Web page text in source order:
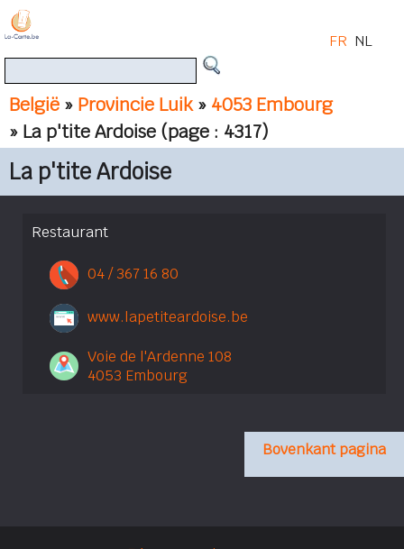
België » Provincie Luik» 4053 Embourg
» La p'tite Ardoise (page : 4317)
FR NL
La p'tite Ardoise
Restaurant
04 / 367 16 80
www.lapetiteardoise.be
Voie de l'Ardenne 108
4053 Embourg
Bovenkant pagina